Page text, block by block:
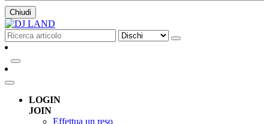
Chiudi
LOGIN
JOIN
Effettua un reso